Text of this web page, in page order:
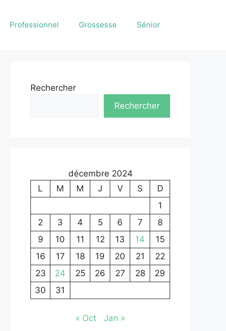
Professionnel Grossesse Sénior
Rechercher
Rechercher
décembre 2024
L
M M J V S
D
1
2
3 4 5 6 7
8
9
10 11 12 13 14
15
16
17 18 19 20 21
22
23
24 25 26 27 28
29
30
31
« Oct Jan »